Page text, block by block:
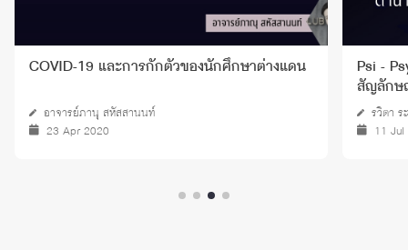
นักศึกษาต่างแดน
Psi - Psyche - Psychology ตำนานและ